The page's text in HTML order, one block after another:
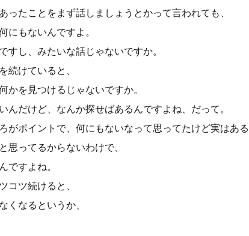
ったことをまず話しましょうとかって言われても、
にもないんですよ。
すし、みたいな話じゃないですか。
続けていると、
かを見つけるじゃないですか。
んだけど、なんか探せばあるんですよね、だって。
がポイントで、何にもないなって思ってたけど実はある
思ってるからないわけで、
ですよね。
コツ続けると、
くなるというか、